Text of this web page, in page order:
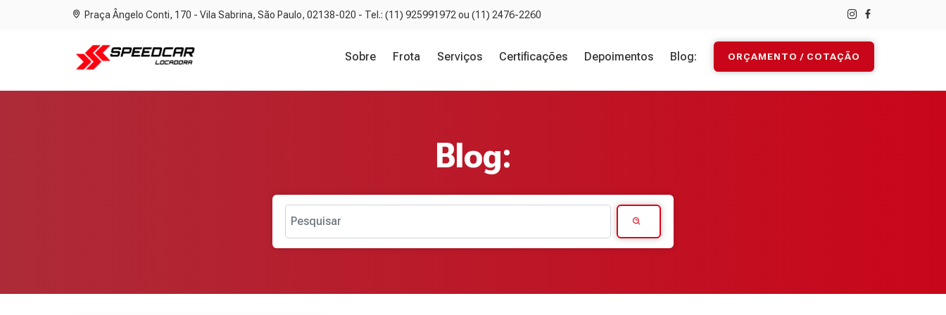
Praça Ângelo Conti, 170 - Vila Sabrina, São Paulo, 02138-020 - Tel.: (11) 925991972 ou (11) 2476-2260
Sobre Frota Serviços Certificações Depoimentos Blog: ORÇAMENTO / COTAÇÃO
Blog:
Pesquisar